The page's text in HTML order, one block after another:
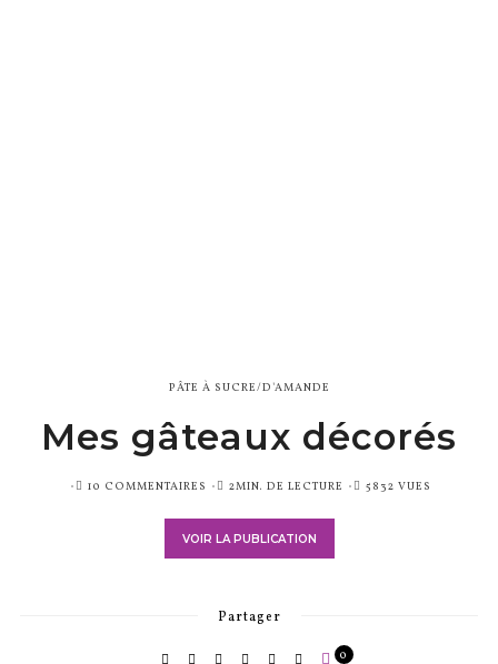
PÂTE À SUCRE/D'AMANDE
Mes gâteaux décorés
PUBLIÉ10 COMMENTAIRES 2MIN. DE LECTURE 5832 VUES
VOIR LA PUBLICATION
Partager
0